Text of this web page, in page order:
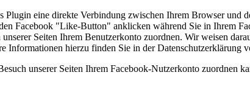
Plugin eine direkte Verbindung zwischen Ihrem Browser
Facebook "Like-Button" anklicken während Sie in Ihrem
Seiten Ihrem Benutzerkonto zuordnen. Wir weisen
Informationen hierzu finden Sie in der Datenschutzerklärung
unserer Seiten Ihrem Facebook-Nutzerkonto zuordnen